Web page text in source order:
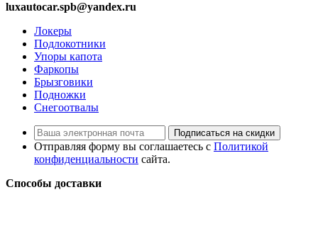
luxautocar.spb@yandex.ru
Локеры
Подлокотники
Упоры капота
Фаркопы
Брызговики
Подножки
Снегоотвалы
Подписаться на скидки
Отправляя форму вы соглашаетесь с Политикой
конфиденциальности сайта.
Способы доставки